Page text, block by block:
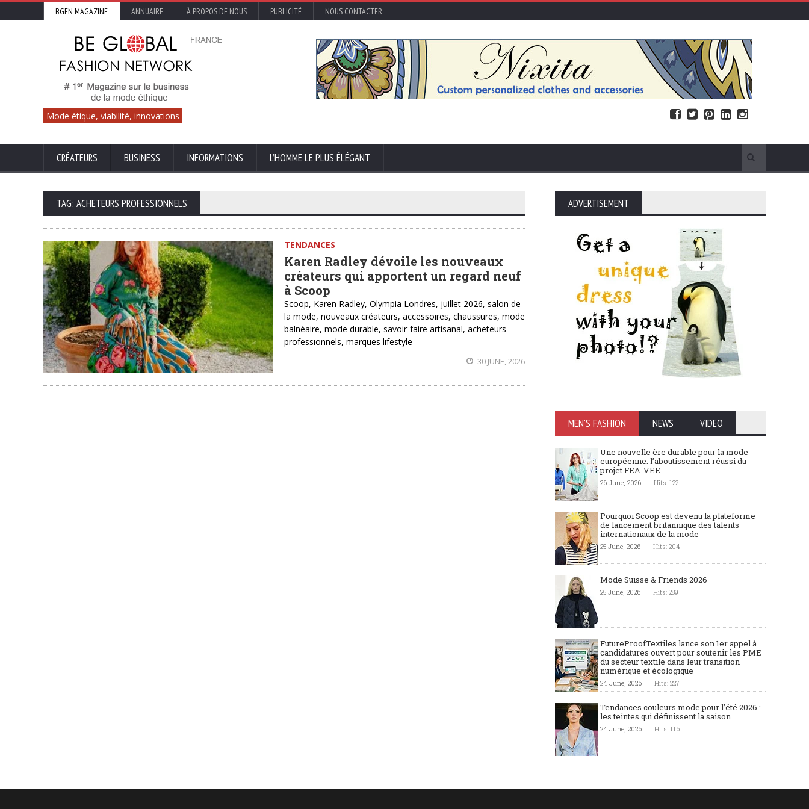
BGFN MAGAZINE ANNUAIRE À PROPOS DE NOUS PUBLICITÉ NOUS CONTACTER
Mode étique, viabilité, innovations
CRÉATEURS BUSINESS INFORMATIONS L’HOMME LE PLUS ÉLÉGANT
TAG: ACHETEURS PROFESSIONNELS
TENDANCES
Karen Radley dévoile les nouveaux
créateurs qui apportent un regard neuf
à Scoop
Scoop, Karen Radley, Olympia Londres, juillet 2026, salon de
la mode, nouveaux créateurs, accessoires, chaussures, mode
balnéaire, mode durable, savoir-faire artisanal, acheteurs
professionnels, marques lifestyle
30 JUNE, 2026
ADVERTISEMENT
MEN'S FASHION NEWS VIDEO
Une nouvelle ère durable pour la mode
européenne: l’aboutissement réussi du
projet FEA-VEE
26 June, 2026 Hits: 122
Pourquoi Scoop est devenu la plateforme
de lancement britannique des talents
internationaux de la mode
25 June, 2026 Hits: 204
Mode Suisse & Friends 2026
25 June, 2026 Hits: 289
FutureProofTextiles lance son 1er appel à
candidatures ouvert pour soutenir les PME
du secteur textile dans leur transition
numérique et écologique
24 June, 2026 Hits: 227
Tendances couleurs mode pour l’été 2026 :
les teintes qui définissent la saison
24 June, 2026 Hits: 116